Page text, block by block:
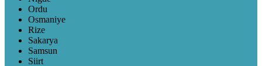
Ordu
Osmaniye
Rize
Sakarya
Samsun
Siirt